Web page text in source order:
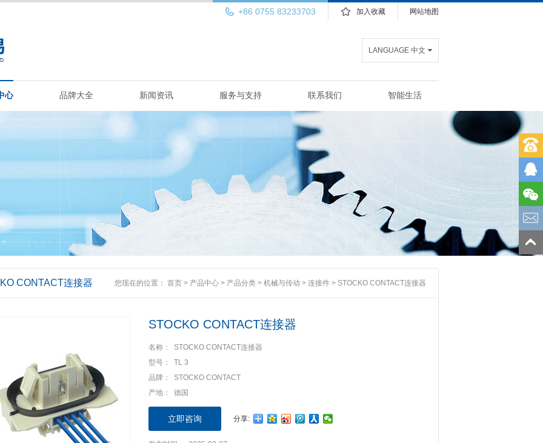
网站地图
加入收藏
+86 0755 83233703
LANGUAGE 中文
心 品牌大全 新闻资讯 服务与支持 联系我们 智能生活
CONTACT连接器 您现在的位置： 首页 > 产品中心 > 产品分类 > 机械与传动 > 连接件 > STOCKO CONTACT连接器
STOCKO CONTACT连接器
名称： STOCKO CONTACT连接器
型号： TL 3
品牌： STOCKO CONTACT
产地： 德国
立即咨询 分享: